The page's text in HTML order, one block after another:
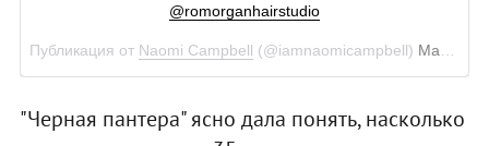
@romorganhairstudio
Публикация от Naomi Campbell (@iamnaomicampbell) Мар 1, 2018 в 5:03 PST
"Черная пантера" ясно дала понять, насколько